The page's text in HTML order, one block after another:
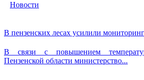
Новости
В пензенских лесах усилили
В связи с повышением
Пензенской области министерство...